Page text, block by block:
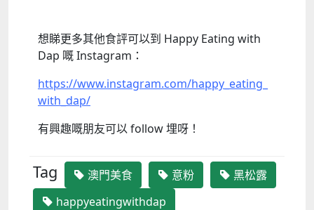
想睇更多其他食評可以到 Happy Eating with
Dap 嘅 Instagram：
https://www.instagram.com/happy_eating_
with_dap/
有興趣嘅朋友可以 follow 埋呀！
Tag 澳門美食 意粉
黑松露
happyeatingwithdap